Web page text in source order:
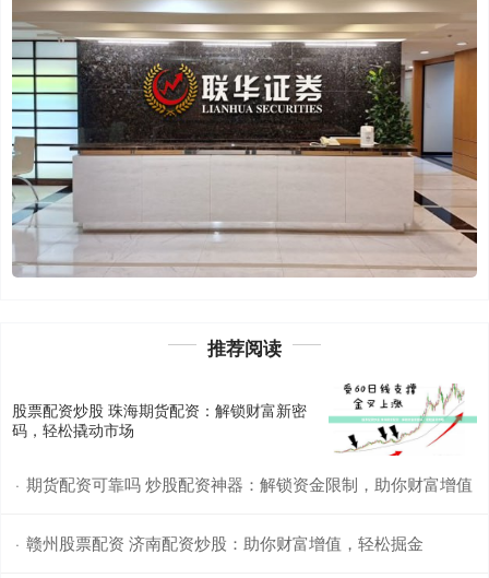
推荐阅读
股票配资炒股 珠海期货配资：解锁财富新密
码，轻松撬动市场
· 期货配资可靠吗 炒股配资神器：解锁资金限制，助你财富增值
· 赣州股票配资 济南配资炒股：助你财富增值，轻松掘金